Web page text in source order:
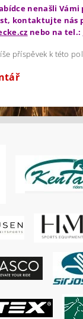
nenašli Vámi
kontaktujte nás
nebo na tel.:
příspěvek k této